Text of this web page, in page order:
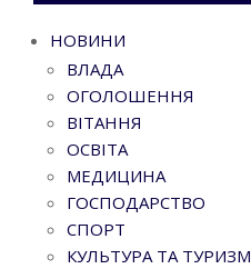
НОВИНИ
ВЛАДА
ОГОЛОШЕННЯ
ВІТАННЯ
ОСВІТА
МЕДИЦИНА
ГОСПОДАРСТВО
СПОРТ
КУЛЬТУРА ТА ТУРИЗМ